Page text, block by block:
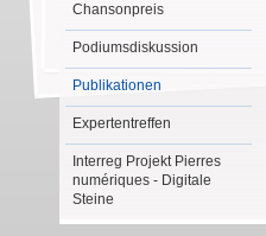
Chansonpreis
Podiumsdiskussion
Publikationen
Expertentreffen
Interreg Projekt Pierres
numériques - Digitale
Steine